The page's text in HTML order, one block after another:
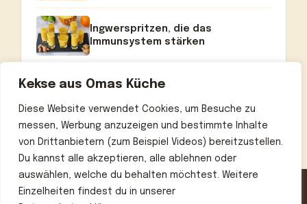
Kekse aus Omas Küche
Diese Website verwendet Cookies, um Besuche zu
messen, Werbung anzuzeigen und bestimmte Inhalte
von Drittanbietern (zum Beispiel Videos) bereitzustellen.
Du kannst alle akzeptieren, alle ablehnen oder
auswählen, welche du behalten möchtest. Weitere
Einzelheiten findest du in unserer
Ingwerspritzen, die das
Immunsystem stärken